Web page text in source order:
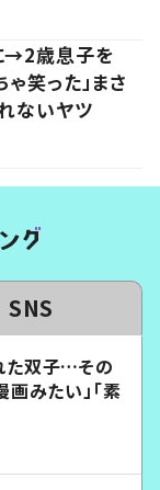
→2歳息子を
笑った」まさ
ないヤツ
SNS
た双子…その
みたい」「素